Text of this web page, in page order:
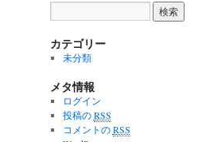
カテゴリー
未分類
メタ情報
ログイン
投稿のRSS
コメントのRSS